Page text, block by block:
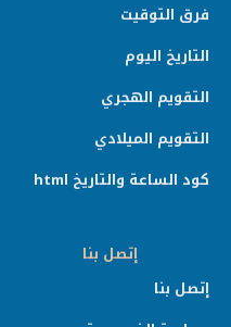
فرق التوقيت
التاريخ اليوم
التقويم الهجري
التقويم الميلادي
كود الساعة والتاريخ html
إتصل بنا
إتصل بنا